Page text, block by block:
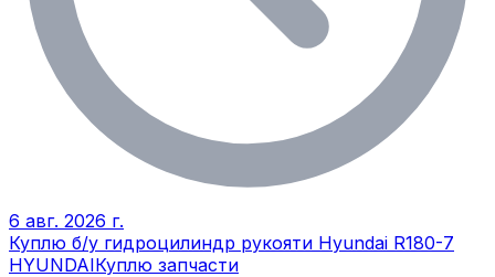
6 авг. 2026 г.
Куплю б/у гидроцилиндр рукояти Hyundai R180-7
HYUNDAIКуплю запчасти